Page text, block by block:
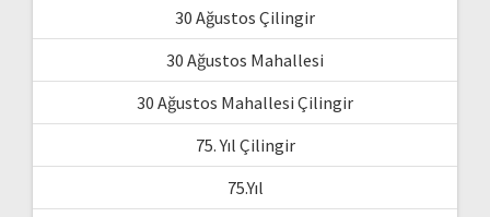
30 Ağustos Çilingir
30 Ağustos Mahallesi
30 Ağustos Mahallesi Çilingir
75. Yıl Çilingir
75.Yıl